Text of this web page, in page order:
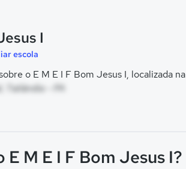
I
escola
o E M E I F Bom Jesus I, localizada na
Tailândia - PA
M E I F Bom Jesus I?